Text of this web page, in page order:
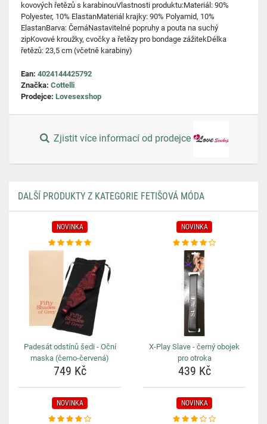
kovových řetězů s karabinouVlastnosti produktu:Materiál: 90%
Polyester, 10% ElastanMateriál krajky: 90% Polyamid, 10%
ElastanBarva: ČernáNastavitelné popruhy a pouta na suchý
zipKovové kroužky, cvočky a řetězy pro bondage zážitekDélka
řetězů: 23,5 cm (včetně karabiny)
Ean: 4024144425792
Značka: Cottelli
Prodejce: Lovesexshop
Zjistit více informací od prodejce
DALŠÍ PRODUKTY Z KATEGORIE FETIŠOVÁ MÓDA
NOVINKA
Padesát odstínů šedi - Oční
maska (černo-červená)
749 Kč
NOVINKA
X-Play Slave - černý obojek
pro otroka
439 Kč
NOVINKA NOVINKA